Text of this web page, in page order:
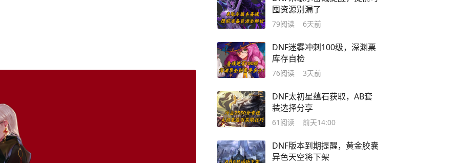
囤资源别漏了
79阅读 6天前
DNF迷雾冲刺100级，深渊票
库存自检
76阅读 3天前
DNF太初星蕴石获取，AB套
装选择分享
61 阅读 前天14:00
DNF版本到期提醒，黄金胶囊
异色天空将下架